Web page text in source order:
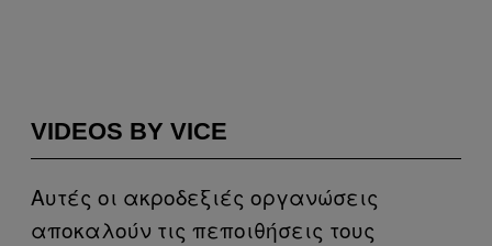
VIDEOS BY VICE
Αυτές οι ακροδεξιές οργανώσεις
αποκαλούν τις πεποιθήσεις τους